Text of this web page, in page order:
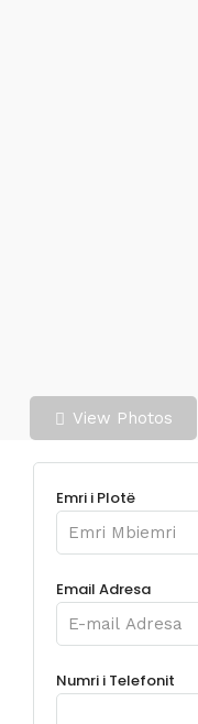
View Photos
Emri i Plotë
Email Adresa
Numri i Telefonit